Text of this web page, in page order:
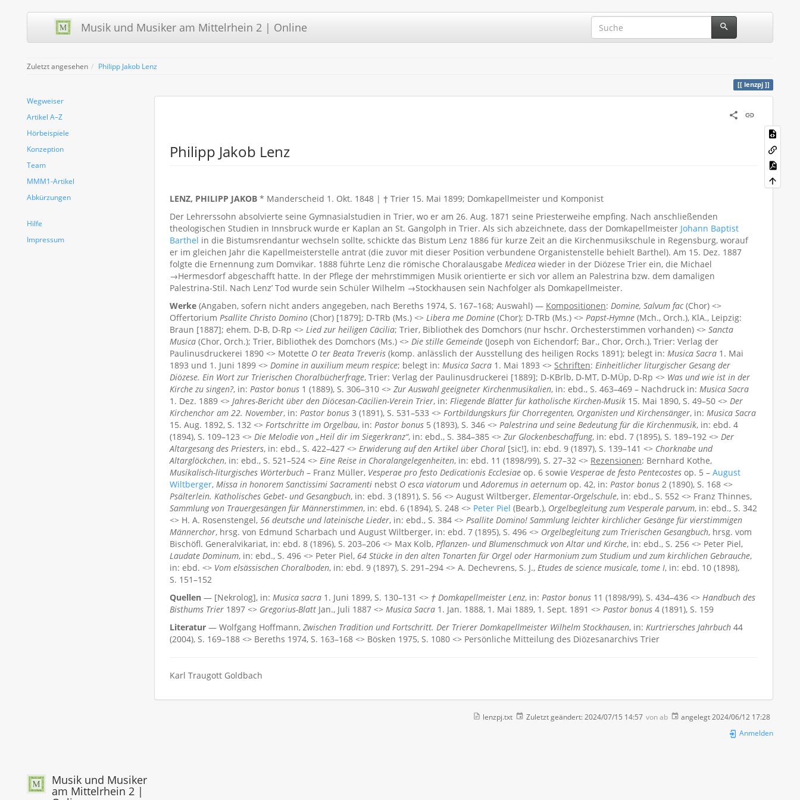
Musik und Musiker am Mittelrhein 2 | Online
Zuletzt angesehen Philipp Jakob Lenz
lenzpj
Wegweiser
Artikel A–Z
Hörbeispiele
Konzeption
Team
MMM1-Artikel
Abkürzungen
Hilfe
Impressum
Philipp Jakob Lenz
LENZ, PHILIPP JAKOB * Manderscheid 1. Okt. 1848 | † Trier 15. Mai 1899; Domkapellmeister und Komponist
Der Lehrerssohn absolvierte seine Gymnasialstudien in Trier, wo er am 26. Aug. 1871 seine Priesterweihe empfing. Nach anschließenden
theologischen Studien in Innsbruck wurde er Kaplan an St. Gangolph in Trier. Als sich abzeichnete, dass der Domkapellmeister Johann Baptist
Barthel in die Bistumsrendantur wechseln sollte, schickte das Bistum Lenz 1886 für kurze Zeit an die Kirchenmusikschule in Regensburg, worauf
er im gleichen Jahr die Kapellmeisterstelle antrat (die zuvor mit dieser Position verbundene Organistenstelle behielt Barthel). Am 15. Dez. 1887
folgte die Ernennung zum Domvikar. 1888 führte Lenz die römische Choralausgabe Medicea wieder in der Diözese Trier ein, die Michael
→Hermesdorf abgeschafft hatte. In der Pflege der mehrstimmigen Musik orientierte er sich vor allem an Palestrina bzw. dem damaligen
Palestrina-Stil. Nach Lenz’ Tod wurde sein Schüler Wilhelm →Stockhausen sein Nachfolger als Domkapellmeister.
Werke (Angaben, sofern nicht anders angegeben, nach Bereths 1974, S. 167–168; Auswahl) — Kompositionen: Domine, Salvum fac(Chor) <>
Offertorium Psallite Christo Domino (Chor) [1879]; D-TRb (Ms.) <> Libera me Domine (Chor); D-TRb (Ms.) <> Papst-Hymne (Mch., Orch.), KlA., Leipzig:
Braun [1887]; ehem. D-B, D-Rp <> Lied zur heiligen Cäcilia; Trier, Bibliothek des Domchors (nur hschr. Orchesterstimmen vorhanden) <> Sancta
Musica (Chor, Orch.); Trier, Bibliothek des Domchors (Ms.) <> Die stille Gemeinde (Joseph von Eichendorf; Bar., Chor, Orch.), Trier: Verlag der
Paulinusdruckerei 1890 <> Motette O ter Beata Treveris (komp. anlässlich der Ausstellung des heiligen Rocks 1891); belegt in: Musica Sacra 1. Mai
1893 und 1. Juni 1899 <> Domine in auxilium meum respice; belegt in: Musica Sacra 1. Mai 1893 <> Schriften: Einheitlicher liturgischer Gesang der
Diözese. Ein Wort zur Trierischen Choralbücherfrage, Trier: Verlag der Paulinusdruckerei [1889]; D-KBrlb, D-MT, D-MÜp, D-Rp <> Was und wie ist in der
Kirche zu singen?, in: Pastor bonus 1 (1889), S. 306–310 <> Zur Auswahl geeigneter Kirchenmusikalien, in: ebd., S. 463–469 – Nachdruck in: Musica Sacra
1. Dez. 1889 <> Jahres-Bericht über den Diöcesan-Cäcilien-Verein Trier, in: Fliegende Blätter für katholische Kirchen-Musik 15. Mai 1890, S. 49–50 <> Der
Kirchenchor am 22. November, in: Pastor bonus 3 (1891), S. 531–533 <> Fortbildungskurs für Chorregenten, Organisten und Kirchensänger, in: Musica Sacra
15. Aug. 1892, S. 132 <> Fortschritte im Orgelbau, in: Pastor bonus 5 (1893), S. 346 <> Palestrina und seine Bedeutung für die Kirchenmusik, in: ebd. 4
(1894), S. 109–123 <> Die Melodie von „Heil dir im Siegerkranz“, in: ebd., S. 384–385 <> Zur Glockenbeschaffung, in: ebd. 7 (1895), S. 189–192 <> Der
Altargesang des Priesters, in: ebd., S. 422–427 <> Erwiderung auf den Artikel über Choral [sic!], in: ebd. 9 (1897), S. 139–141 <> Chorknabe und
Altarglöckchen, in: ebd., S. 521–524 <> Eine Reise in Choralangelegenheiten, in: ebd. 11 (1898/99), S. 27–32 <> Rezensionen: Bernhard Kothe,
Musikalisch-liturgisches Wörterbuch – Franz Müller, Vesperae pro festo Dedicationis Ecclesiae op. 6 sowie Vesperae de festo Pentecostes op. 5 – August
Wiltberger, Missa in honorem Sanctissimi Sacramenti nebst O esca viatorum undAdoremus in aeternum op. 42, in: Pastor bonus 2 (1890), S. 168 <>
Psälterlein. Katholisches Gebet- und Gesangbuch, in: ebd. 3 (1891), S. 56 <> August Wiltberger, Elementar-Orgelschule, in: ebd., S. 552 <> Franz Thinnes,
Sammlung von Trauergesängen für Männerstimmen, in: ebd. 6 (1894), S. 248 <> Peter Piel (Bearb.), Orgelbegleitung zum Vesperale parvum, in: ebd., S. 342
<> H. A. Rosenstengel, 56 deutsche und lateinische Lieder, in: ebd., S. 384 <> Psallite Domino! Sammlung leichter kirchlicher Gesänge für vierstimmigen
Männerchor, hrsg. von Edmund Scharbach und August Wiltberger, in: ebd. 7 (1895), S. 496 <> Orgelbegleitung zum Trierischen Gesangbuch, hrsg. vom
Bischöfl. Generalvikariat, in: ebd. 8 (1896), S. 203–206 <> Max Kolb, Pflanzen- und Blumenschmuck von Altar und Kirche, in: ebd., S. 256 <> Peter Piel,
Laudate Dominum, in: ebd., S. 496 <> Peter Piel, 64 Stücke in den alten Tonarten für Orgel oder Harmonium zum Studium und zum kirchlichen Gebrauche,
in: ebd. <> Vom elsässischen Choralboden, in: ebd. 9 (1897), S. 291–294 <> A. Dechevrens, S. J., Etudes de science musicale, tome I, in: ebd. 10 (1898),
S. 151–152
Quellen — [Nekrolog], in: Musica sacra 1. Juni 1899, S. 130–131 <> † Domkapellmeister Lenz, in: Pastor bonus 11 (1898/99), S. 434–436 <> Handbuch des
Bisthums Trier 1897 <> Gregorius-Blatt Jan., Juli 1887 <> Musica Sacra 1. Jan. 1888, 1. Mai 1889, 1. Sept. 1891 <> Pastor bonus 4 (1891), S. 159
Literatur — Wolfgang Hoffmann, Zwischen Tradition und Fortschritt. Der Trierer Domkapellmeister Wilhelm Stockhausen, in: Kurtriersches Jahrbuch 44
(2004), S. 169–188 <> Bereths 1974, S. 163–168 <> Bösken 1975, S. 1080 <> Persönliche Mitteilung des Diözesanarchivs Trier
Karl Traugott Goldbach
lenzpj.txt Zuletzt geändert: 2024/07/15 14:57 vonab angelegt 2024/06/12 17:28
Anmelden
Musik und Musiker
am Mittelrhein 2 |